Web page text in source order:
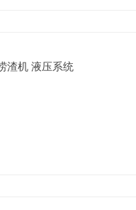
渣机 液压系统